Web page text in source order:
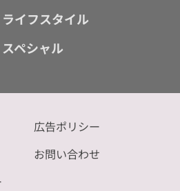
ライフスタイル
スペシャル
広告ポリシー
お問い合わせ